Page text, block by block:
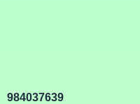
984037639